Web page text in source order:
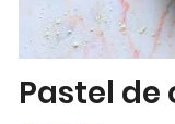
Pastel